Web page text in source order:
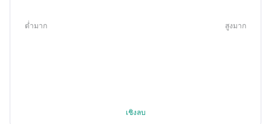
ต่ำมาก สูงมาก
เชิงลบ